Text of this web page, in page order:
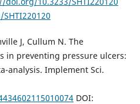
J, Cullum N. The
in preventing pressure ulcers:
analysis. Implement Sci.
DOI: